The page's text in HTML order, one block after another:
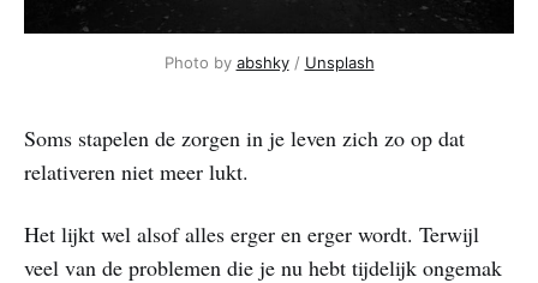
Photo by abshky / Unsplash
Soms stapelen de zorgen in je leven zich zo op dat
relativeren niet meer lukt.
Het lijkt wel alsof alles erger en erger wordt. Terwijl
veel van de problemen die je nu hebt tijdelijk ongemak